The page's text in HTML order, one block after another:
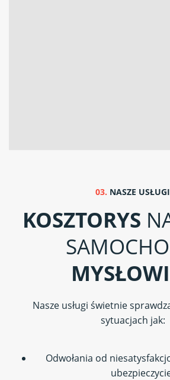
03. NASZE USŁUGI
KOSZTORYS
Nasze usługi świetnie
sytuacjach jak:
Odwołania od